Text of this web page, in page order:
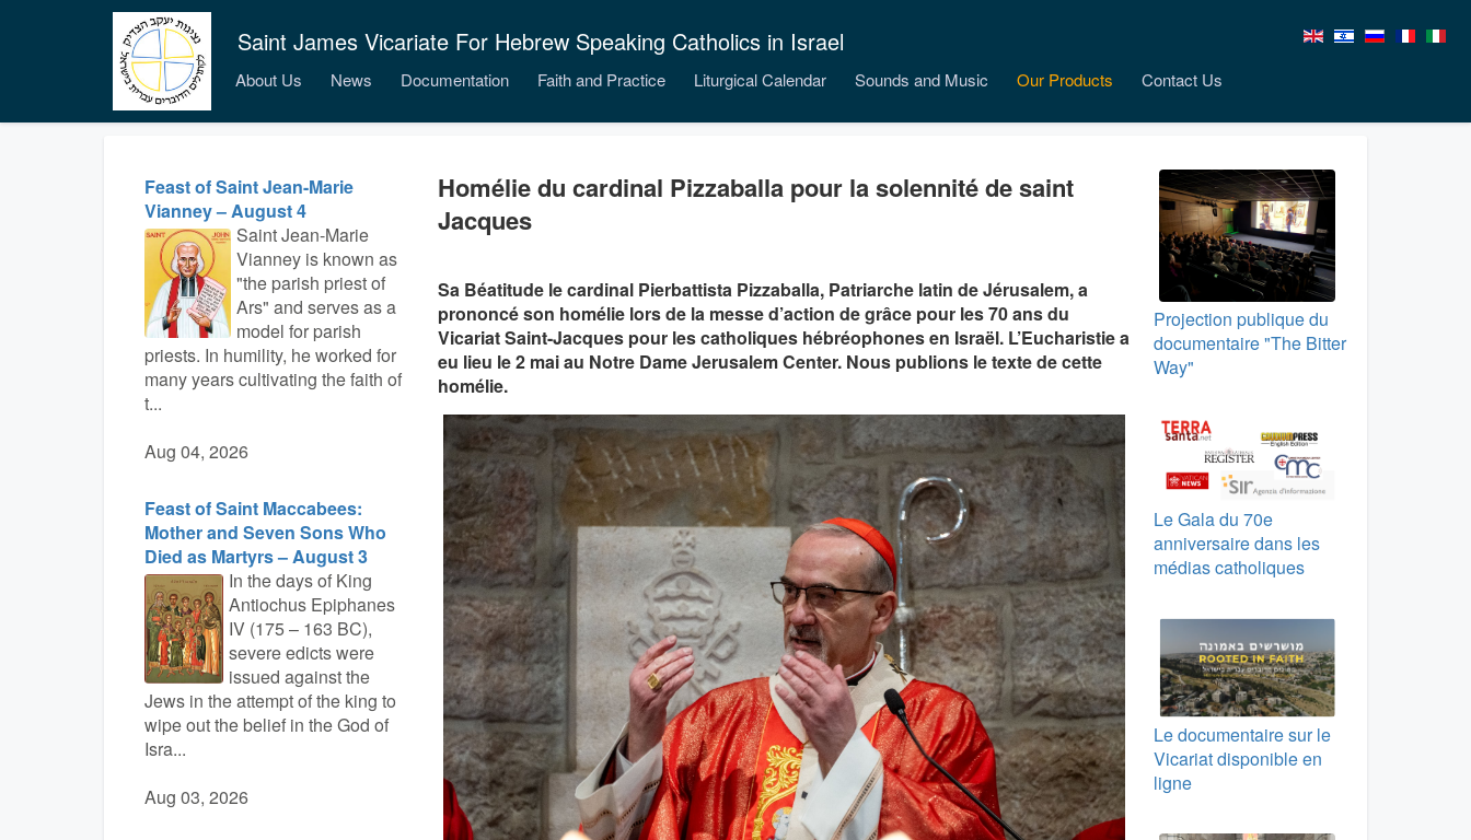
Saint James Vicariate For Hebrew Speaking Catholics in Israel
About Us News Documentation Faith and Practice Liturgical Calendar Sounds and Music Our Products Contact Us
Feast of Saint Jean-Marie
Vianney – August 4
Saint Jean-Marie
Vianney is known as
"the parish priest of
Ars" and serves as a
model for parish
priests. In humility, he worked for
many years cultivating the faith of
t...
Aug 04, 2026
Feast of Saint Maccabees:
Mother and Seven Sons Who
Died as Martyrs – August 3
In the days of King
Antiochus Epiphanes
IV (175 – 163 BC),
severe edicts were
issued against the
Jews in the attempt of the king to
wipe out the belief in the God of
Isra...
Aug 03, 2026
Homélie du cardinal Pizzaballa pour la solennité de saint
Jacques
Sa Béatitude le cardinal Pierbattista Pizzaballa, Patriarche latin de Jérusalem, a
prononcé son homélie lors de la messe d’action de grâce pour les 70 ans du
Vicariat Saint-Jacques pour les catholiques hébréophones en Israël. L’Eucharistie a
eu lieu le 2 mai au Notre Dame Jerusalem Center. Nous publions le texte de cette
homélie.
Projection publique du
documentaire "The Bitter
Way"
Le Gala du 70e
anniversaire dans les
médias catholiques
Le documentaire sur le
Vicariat disponible en
ligne